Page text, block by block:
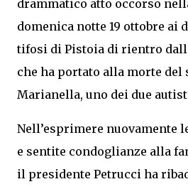
drammatico atto occorso
domenica notte 19 ottobre ai
tifosi di Pistoia di rientro
che ha portato alla morte del
Marianella, uno dei due
Nell’esprimere nuovamente
e sentite condoglianze alla
il presidente Petrucci ha